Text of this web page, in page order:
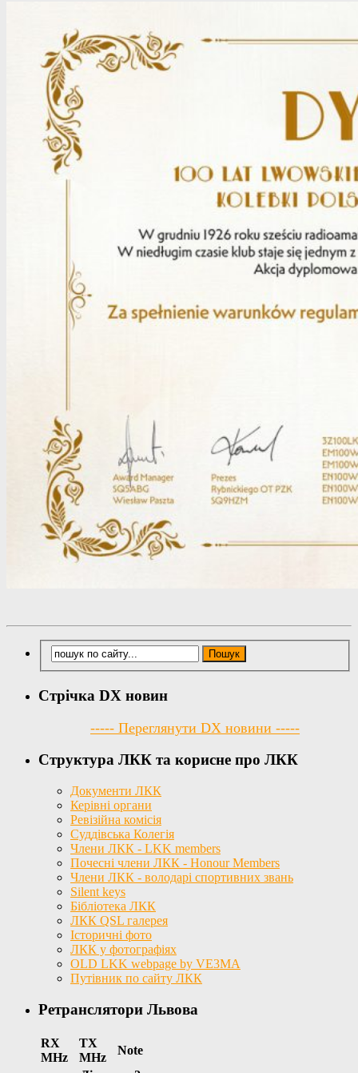
Стрічка DX новин
----- Переглянути DX новини -----
Структура ЛКК та корисне про ЛКК
Документи ЛКК
Керівні органи
Ревізійна комісія
Суддівська Колегія
Члени ЛКК - LKK members
Почесні члени ЛКК - Honour Members
Члени ЛКК - володарі спортивних звань
Silent keys
Бібліотека ЛКК
ЛКК QSL галерея
Історичні фото
ЛКК у фотографіях
OLD LKK webpage by VE3MA
Путівник по сайту ЛКК
Ретранслятори Львова
RX
MHz
TX
MHz
Note